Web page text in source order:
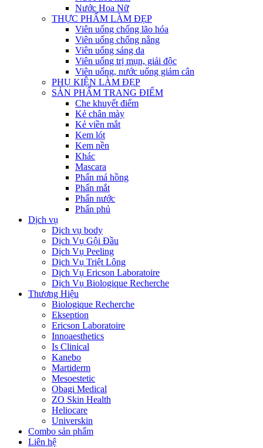
Nước Hoa Nữ
THỰC PHẨM LÀM ĐẸP
Viên uống chống lão hóa
Viên uống chống nắng
Viên uống sáng da
Viên uống trị mụn, giải độc
Viên uống, nước uống giảm cân
PHỤ KIỆN LÀM ĐẸP
SẢN PHẨM TRANG ĐIỂM
Che khuyết điểm
Kẻ chân mày
Kẻ viền mắt
Kem lót
Kem nền
Khác
Mascara
Phấn má hồng
Phấn mắt
Phấn nước
Phấn phủ
Dịch vụ
Dịch vụ body
Dịch Vụ Gội Đầu
Dịch Vụ Peeling
Dịch Vụ Triệt Lông
Dịch Vụ Ericson Laboratoire
Dịch Vụ Biologique Recherche
Thương Hiệu
Biologique Recherche
Ekseption
Ericson Laboratoire
Innoaesthetics
Is Clinical
Kanebo
Martiderm
Mesoestetic
Obagi Medical
ZO Skin Health
Heliocare
Universkin
Combo sản phẩm
Liên hệ